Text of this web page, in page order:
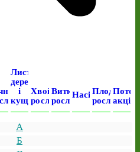
Листяні
дерева
і
кущі
Хвойні
рослини
Виткі
рослини
НасінняПлодові
рослини
акція
А
Б